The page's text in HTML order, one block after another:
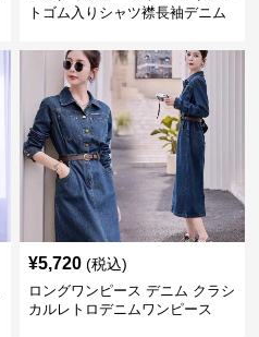
トゴム入りシャツ襟長袖デニム
¥5,720 (税込)
ロングワンピース デニム クラシ
カルレトロデニムワンピース